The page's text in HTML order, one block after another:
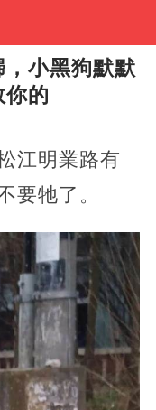
小黑狗默默
你的
江明業路有
要牠了。